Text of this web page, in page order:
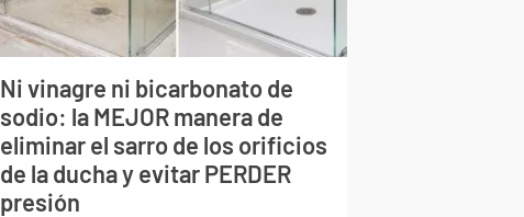
Ni vinagre ni bicarbonato de
sodio: la MEJOR manera de
eliminar el sarro de los orificios
de la ducha y evitar PERDER
presión